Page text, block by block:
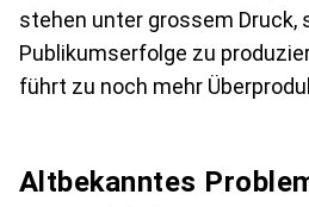
stehen unter grossem Druck,
Publikumserfolge zu
führt zu noch mehr
Altbekanntes